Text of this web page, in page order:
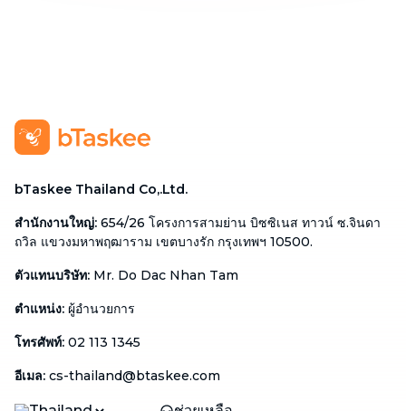
bTaskee Thailand Co,.Ltd.
สำนักงานใหญ่: 654/26 โครงการสามย่าน บิซซิเนส ทาวน์ ซ.จินดา
ถวิล แขวงมหาพฤฒาราม เขตบางรัก กรุงเทพฯ 10500.
ตัวแทนบริษัท: Mr. Do Dac Nhan Tam
ตำแหน่ง: ผู้อำนวยการ
โทรศัพท์: 02 113 1345
อีเมล: cs-thailand@btaskee.com